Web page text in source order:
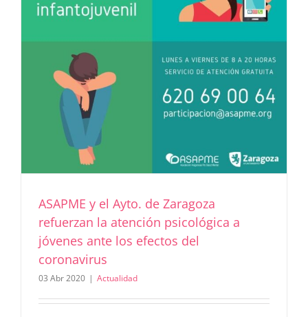
ASAPME y el Ayto. de Zaragoza
refuerzan la atención psicológica a
jóvenes ante los efectos del
coronavirus
03 Abr 2020 | Actualidad